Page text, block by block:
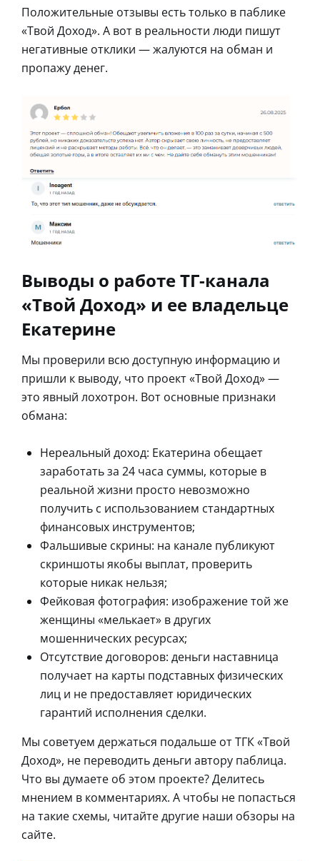
Положительные отзывы есть только в паблике
«Твой Доход». А вот в реальности люди пишут
негативные отклики — жалуются на обман и
пропажу денег.
Выводы о работе ТГ-канала
«Твой Доход» и ее владельце
Екатерине
Мы проверили всю доступную информацию и
пришли к выводу, что проект «Твой Доход» —
это явный лохотрон. Вот основные признаки
обмана:
Нереальный доход: Екатерина обещает
заработать за 24 часа суммы, которые в
реальной жизни просто невозможно
получить с использованием стандартных
финансовых инструментов;
Фальшивые скрины: на канале публикуют
скриншоты якобы выплат, проверить
которые никак нельзя;
Фейковая фотография: изображение той же
женщины «мелькает» в других
мошеннических ресурсах;
Отсутствие договоров: деньги наставница
получает на карты подставных физических
лиц и не предоставляет юридических
гарантий исполнения сделки.
Мы советуем держаться подальше от ТГК «Твой
Доход», не переводить деньги автору паблица.
Что вы думаете об этом проекте? Делитесь
мнением в комментариях. А чтобы не попасться
на такие схемы, читайте другие наши обзоры на
сайте.